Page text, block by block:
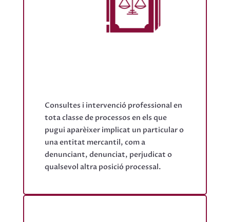
Consultes i intervenció professional en
tota classe de processos en els que
pugui aparèixer implicat un particular o
una entitat mercantil, com a
denunciant, denunciat, perjudicat o
qualsevol altra posició processal.